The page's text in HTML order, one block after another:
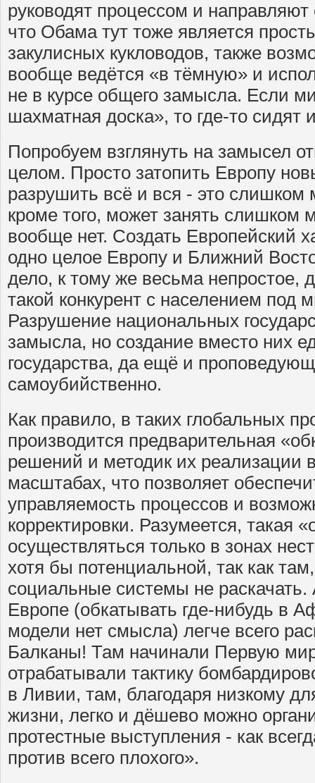
руководят процессом и
что Обама тут тоже является
закулисных кукловодов, также
вообще ведётся «в тёмную» и
не в курсе общего замысла. Если
шахматная доска», то где-то
Попробуем взглянуть на замысел
целом. Просто затопить Европу
разрушить всё и вся - это слишком
кроме того, может занять слишком
вообще нет. Создать Европейский
одно целое Европу и Ближний
дело, к тому же весьма непростое,
такой конкурент с населением под
Разрушение национальных
замысла, но создание вместо них
государства, да ещё и
самоубийственно.
Как правило, в таких глобальных
производится предварительная
решений и методик их реализации
масштабах, что позволяет
управляемость процессов и
корректировки. Разумеется, такая
осуществляться только в зонах
хотя бы потенциальной, так как
социальные системы не раскачать.
Европе (обкатывать где-нибудь в
модели нет смысла) легче всего
Балканы! Там начинали Первую
отрабатывали тактику
в Ливии, там, благодаря низкому
жизни, легко и дёшево можно
протестные выступления - как
против всего плохого».